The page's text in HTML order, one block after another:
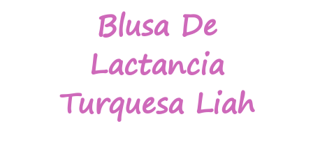
Blusa De
Lactancia
Turquesa Liah